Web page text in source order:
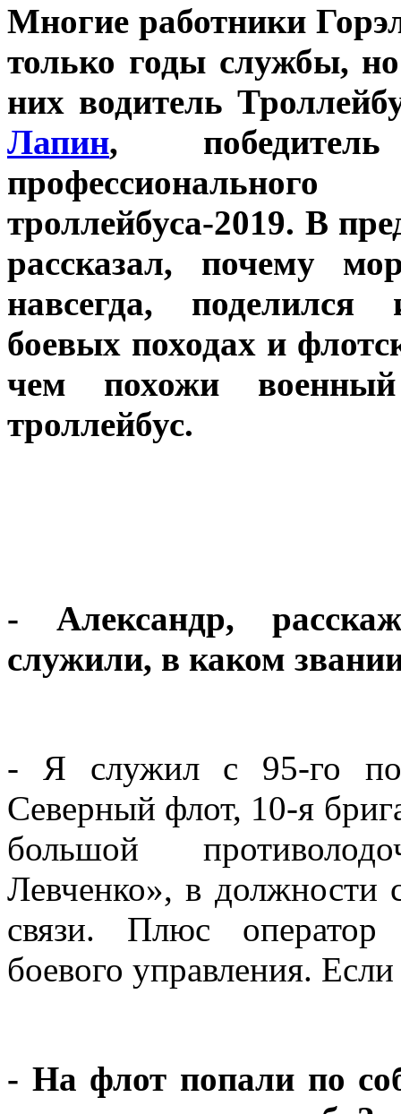
Многие работники
только годы службы,
них водитель
Лапин,
троллейбуса-2019. В
рассказал, почему
навсегда,
боевых походах и
чем похожи
троллейбус.
- Александр,
служили, в каком
- Я служил с 95-го по
Северный флот, 10-я
большой
Левченко», в
связи. Плюс оператор
боевого управления.
- На флот попали по